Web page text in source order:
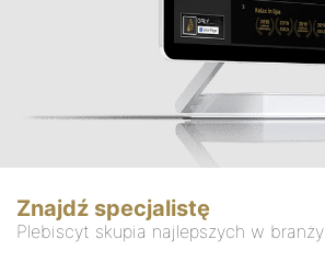
Znajdź specjalistę
Plebiscyt skupia najlepszych w branży